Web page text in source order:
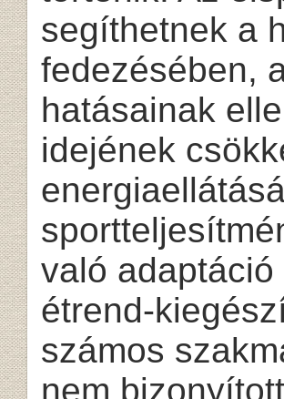
segíthetnek a
fedezésében,
hatásainak
idejének
való
étrend-
számos
nem